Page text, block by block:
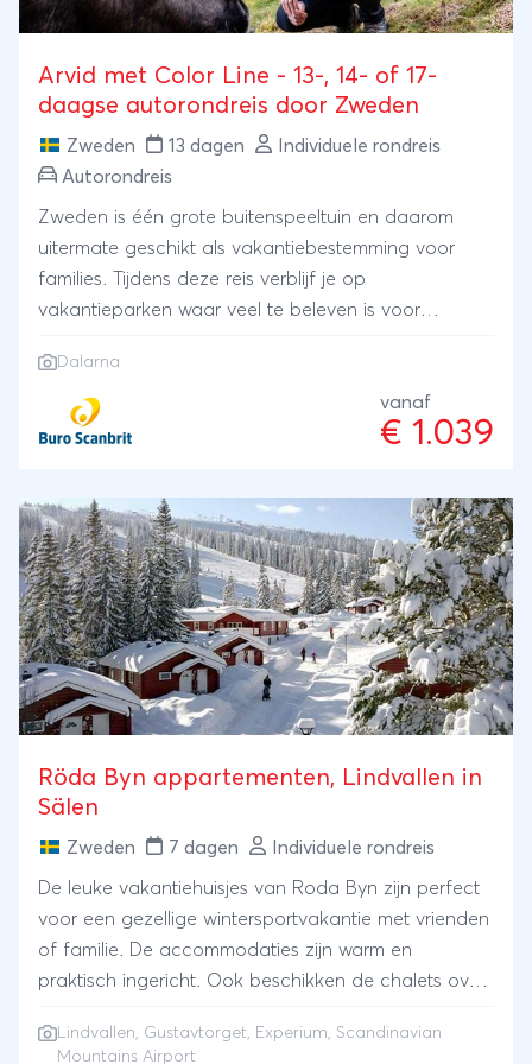
Göteborg 18:45-09.15 uur *Verblijf is naar keuze te
Vervoer Inbegrepen is de overtocht met Stena Line.
Gaat je voorkeur uit naar een andere reisroute?
Vraag ons dan naar de verschillende opties.
Arvid met Color Line - 13-, 14- of 17-
daagse autorondreis door Zweden
Zweden 13 dagen
Individuele rondreis
Autorondreis
Zweden is één grote buitenspeeltuin en daarom
uitermate geschikt als vakantiebestemming voor
families. Tijdens deze reis verblijf je op
vakantieparken waar veel te beleven is voor
onderweg elanden en rendieren kunt tegenkomen.
Er is genoeg tijd om lekker te zwemmen, een
kanotocht te maken, op de mountainbike te
elandsafari. Kom buiten spelen in Zweden!
Dalarna
vanaf
€ 1.039
Röda Byn appartementen, Lindvallen in
Sälen
Zweden 7 dagen Individuele rondreis
De leuke vakantiehuisjes van Roda Byn zijn perfect
voor een gezellige wintersportvakantie met vrienden
of familie. De accommodaties zijn warm en
praktisch ingericht. Ook beschikken de chalets over
sneeuw helemaal tot rust te komen. Dankzij de
Lindvallen, Gustavtorget, Experium, Scandinavian
Mountains Airport